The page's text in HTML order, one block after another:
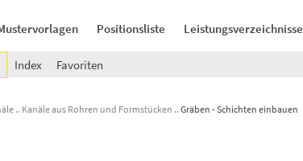
Positionsliste Leistungsverzeichnisse
Index Favoriten
Kanäle aus Rohren und Formstücken Gräben - Schichten einbauen